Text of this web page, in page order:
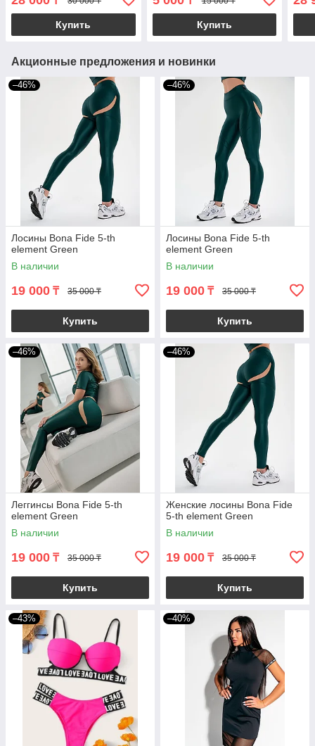
Купить Купить
Акционные предложения и новинки
–46%
Лосины Bona Fide 5-th
element Green
В наличии
19 000 ₸ 35 000 ₸
Купить
–46%
Лосины Bona Fide 5-th
element Green
В наличии
19 000 ₸ 35 000 ₸
Купить
–46%
Леггинсы Bona Fide 5-th
element Green
В наличии
19 000 ₸ 35 000 ₸
Купить
–46%
Женские лосины Bona Fide
5-th element Green
В наличии
19 000 ₸ 35 000 ₸
Купить
–43% –40%